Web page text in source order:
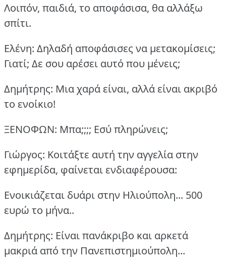
Λοιπόν, παιδιά, το αποφάσισα, θα αλλάξω
σπίτι.
Ελένη: Δηλαδή αποφάσισες να μετακομίσεις;
Γιατί; Δε σου αρέσει αυτό που μένεις;
Δημήτρης: Μια χαρά είναι, αλλά είναι ακριβό
το ενοίκιο!
ΞΕΝΟΦΩΝ: Μπα;;;; Εσύ πληρώνεις;
Γιώργος: Κοιτάξτε αυτή την αγγελία στην
εφημερίδα, φαίνεται ενδιαφέρουσα:
Ενοικιάζεται δυάρι στην Ηλιούπολη... 500
ευρώ το μήνα..
Δημήτρης: Είναι πανάκριβο και αρκετά
μακριά από την Πανεπιστημιούπολη...